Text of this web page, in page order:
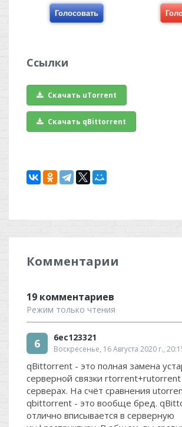
Ссылки
Скачать uTorrent
Скачать qBittorrent
Комментарии